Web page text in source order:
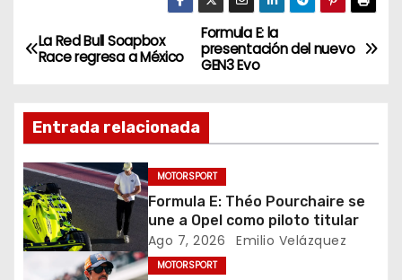
N
v
e
g
a
Formula E: la
presentación del nuevo
GEN3 Evo
La Red Bull Soapbox
Race regresa a México
Entrada relacionada
MOTORSPORT
Formula E: Théo Pourchaire se
une a Opel como piloto titular
Ago 7, 2026 Emilio Velázquez
MOTORSPORT